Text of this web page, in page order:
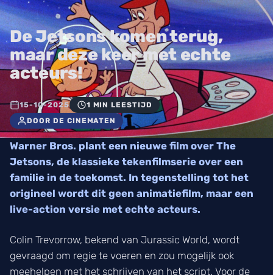
De Jetsons komen terug,
maar deze keer met echte
acteurs!
15-10-2025
1 MIN LEESTIJD
DOOR DE CINEMATEN
Warner Bros. plant een nieuwe film over The
Jetsons, de klassieke tekenfilmserie over een
familie in de toekomst. In tegenstelling tot het
origineel wordt dit geen animatiefilm, maar een
live-action versie met echte acteurs.
Colin Trevorrow, bekend van Jurassic World, wordt
gevraagd om regie te voeren en zou mogelijk ook
meehelpen met het schrijven van het script. Voor de